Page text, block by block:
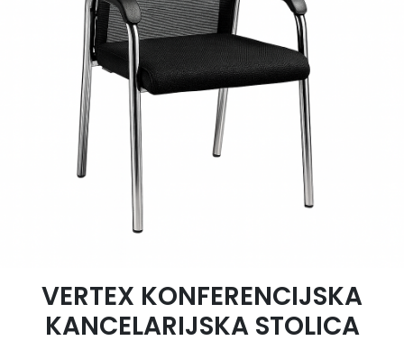
Previous
VERTEX KONFERENCIJSKA
KANCELARIJSKA STOLICA